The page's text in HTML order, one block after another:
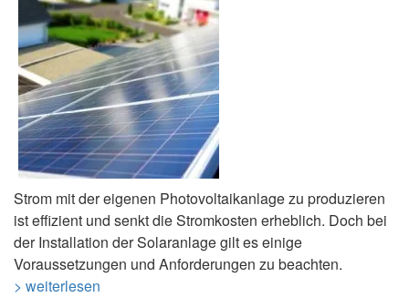
Strom mit der eigenen Photovoltaikanlage zu produzieren
ist effizient und senkt die Stromkosten erheblich. Doch bei
der Installation der Solaranlage gilt es einige
Voraussetzungen und Anforderungen zu beachten.
> weiterlesen